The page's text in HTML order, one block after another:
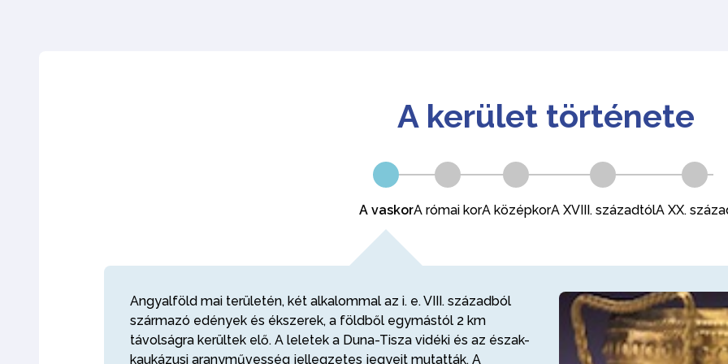
A kerület története
A vaskorA római korA középkorA XVIII. századtólA XX.
Angyalföld mai területén, két alkalommal az i. e. VIII. századból
származó edények és ékszerek, a földből egymástól 2 km
távolságra kerültek elő. A leletek a Duna-Tisza vidéki és az észak-
kaukázusi aranyművesség jellegzetes jegyeit mutatták. A